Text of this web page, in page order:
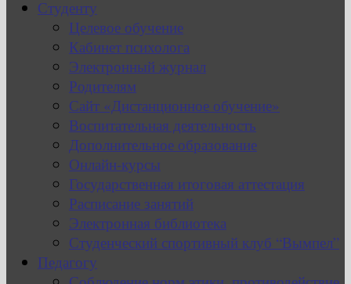
Студенту
Целевое обучение
Кабинет психолога
Электронный журнал
Родителям
Сайт «Дистанционное обучение»
Воспитательная деятельность
Дополнительное образование
Онлайн-курсы
Государственная итоговая аттестация
Расписание занятий
Электронная библиотека
Студенческий спортивный клуб “Вымпел”
Педагогу